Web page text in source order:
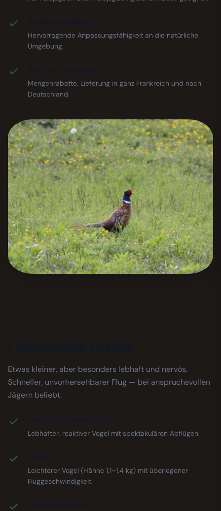
Hervorragende Anpassungsfähigkeit an die natürliche
Umgebung.
Mengenrabatte. Lieferung in ganz Frankreich und nach
Deutschland.
Etwas kleiner, aber besonders lebhaft und nervös.
Schneller, unvorhersehbarer Flug — bei anspruchsvollen
Jägern beliebt.
Lebhafter, reaktiver Vogel mit spektakulären Abflügen.
Leichterer Vogel (Hähne 1,1–1,4 kg) mit überlegener
Fluggeschwindigkeit.